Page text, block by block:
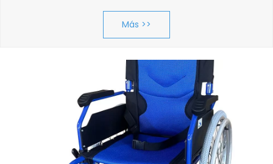
Más >>